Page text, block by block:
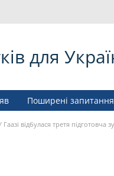
для
Поширені запитання
Гаазі відбулася третя підготовча